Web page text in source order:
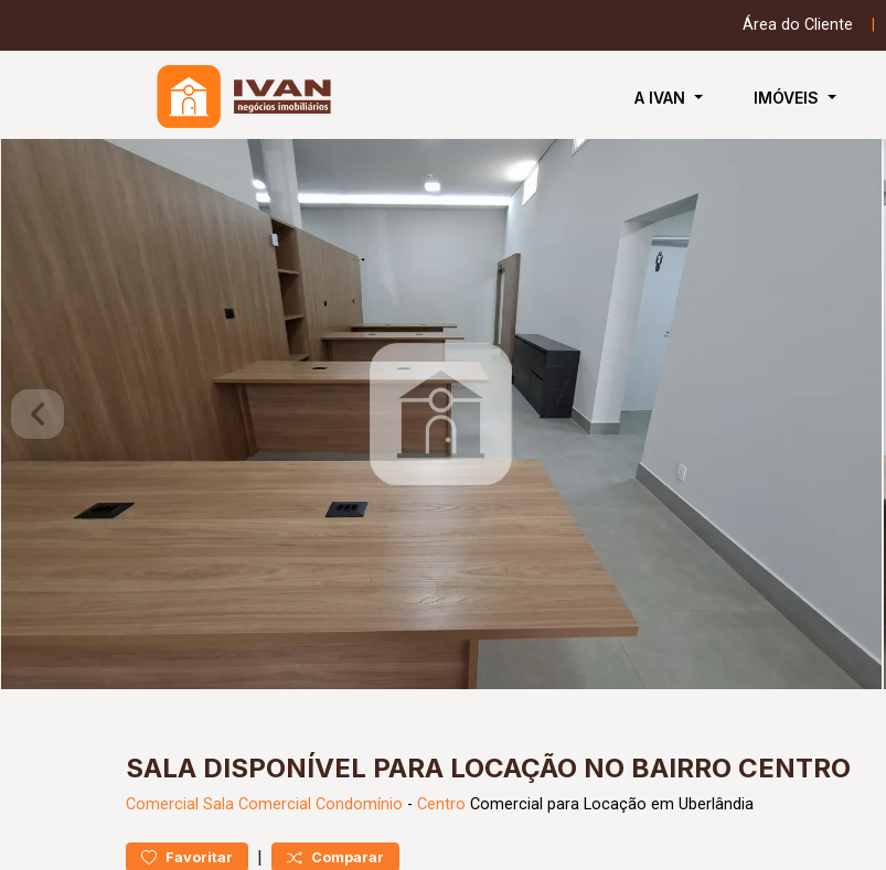
Área do Cliente
A IVAN IMÓVEIS
SALA DISPONÍVEL PARA LOCAÇÃO NO BAIRRO CENTRO
Comercial Sala Comercial Condomínio - Centro Comercial para Locação em Uberlândia
Favoritar | Comparar